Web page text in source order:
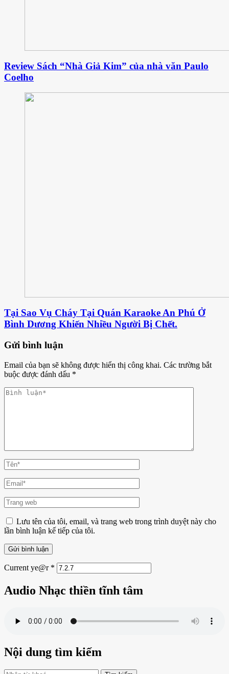
Review Sách “Nhà Giả Kim” của nhà văn Paulo
Coelho
Tại Sao Vụ Cháy Tại Quán Karaoke An Phú Ở
Bình Dương Khiến Nhiều Người Bị Chết.
Gửi bình luận
Email của bạn sẽ không được hiển thị công khai. Các trường bắt
buộc được đánh dấu *
Phản
Tên
đầy
đủ
Thư
điện
tửTrang
web
Lưu tên của tôi, email, và trang web trong trình duyệt này cho
lần bình luận kế tiếp của tôi.
Current ye@r *
Audio Nhạc thiền tĩnh tâm
Nội dung tìm kiếm